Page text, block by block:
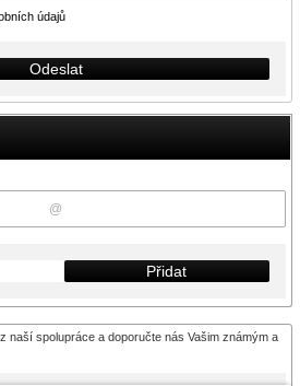
Přidat
naší spolupráce a doporučte nás Vašim známým a
údajů
Odeslat